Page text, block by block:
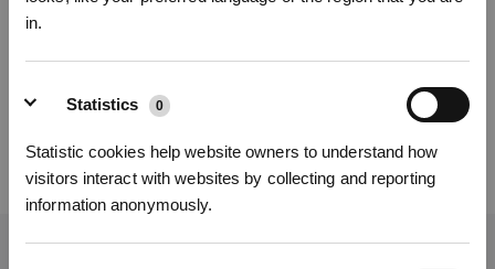
in.
Statistics 0
Statistic cookies help website owners to understand how
visitors interact with websites by collecting and reporting
information anonymously.